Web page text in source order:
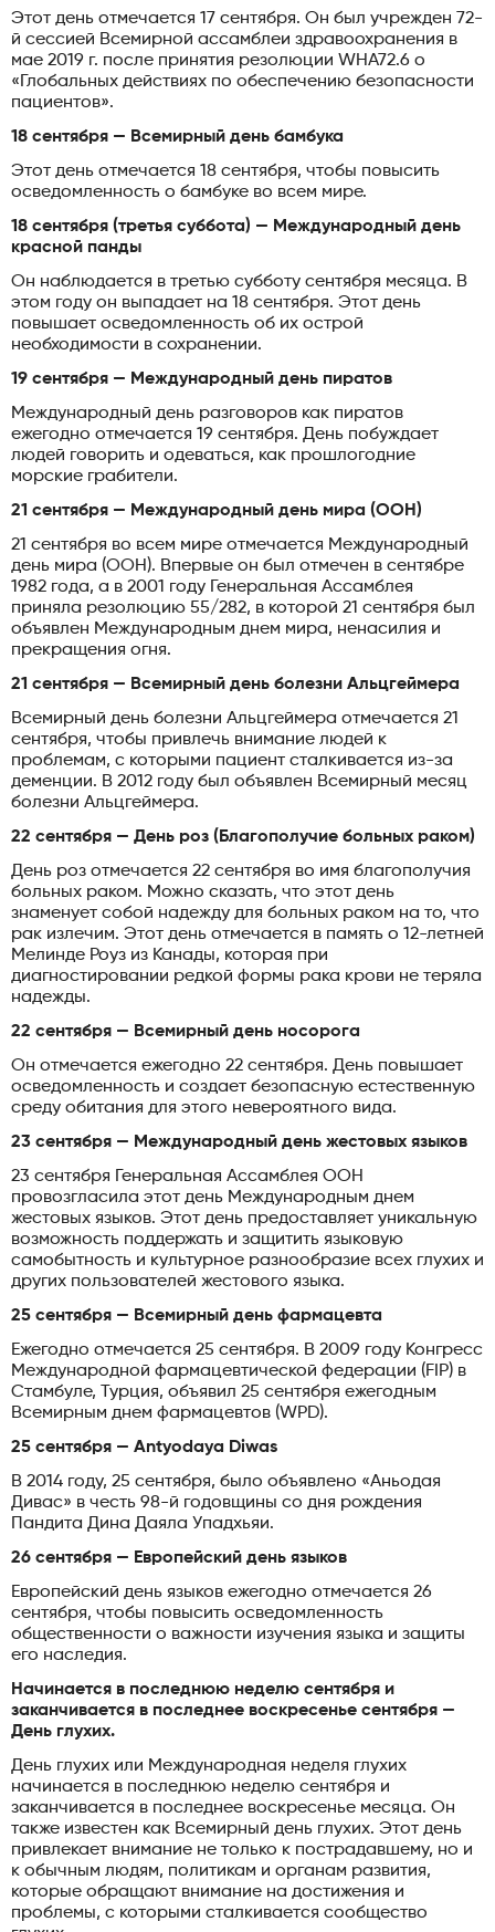
Этот день отмечается 17 сентября. Он был учрежден 72-
й сессией Всемирной ассамблеи здравоохранения в
мае 2019 г. после принятия резолюции WHA72.6 о
«Глобальных действиях по обеспечению безопасности
пациентов».
18 сентября — Всемирный день бамбука
Этот день отмечается 18 сентября, чтобы повысить
осведомленность о бамбуке во всем мире.
18 сентября (третья суббота) — Международный день
красной панды
Он наблюдается в третью субботу сентября месяца. В
этом году он выпадает на 18 сентября. Этот день
повышает осведомленность об их острой
необходимости в сохранении.
19 сентября — Международный день пиратов
Международный день разговоров как пиратов
ежегодно отмечается 19 сентября. День побуждает
людей говорить и одеваться, как прошлогодние
морские грабители.
21 сентября — Международный день мира (ООН)
21 сентября во всем мире отмечается Международный
день мира (ООН). Впервые он был отмечен в сентябре
1982 года, а в 2001 году Генеральная Ассамблея
приняла резолюцию 55/282, в которой 21 сентября был
объявлен Международным днем ​​мира, ненасилия и
прекращения огня.
21 сентября — Всемирный день болезни Альцгеймера
Всемирный день болезни Альцгеймера отмечается 21
сентября, чтобы привлечь внимание людей к
проблемам, с которыми пациент сталкивается из-за
деменции. В 2012 году был объявлен Всемирный месяц
болезни Альцгеймера.
22 сентября — День роз (Благополучие больных раком)
День роз отмечается 22 сентября во имя благополучия
больных раком. Можно сказать, что этот день
знаменует собой надежду для больных раком на то, что
рак излечим. Этот день отмечается в память о 12-летней
Мелинде Роуз из Канады, которая при
диагностировании редкой формы рака крови не теряла
надежды.
22 сентября — Всемирный день носорога
Он отмечается ежегодно 22 сентября. День повышает
осведомленность и создает безопасную естественную
среду обитания для этого невероятного вида.
23 сентября — Международный день жестовых языков
23 сентября Генеральная Ассамблея ООН
провозгласила этот день Международным днем ​​
жестовых языков. Этот день предоставляет уникальную
возможность поддержать и защитить языковую
самобытность и культурное разнообразие всех глухих и
других пользователей жестового языка.
25 сентября — Всемирный день фармацевта
Ежегодно отмечается 25 сентября. В 2009 году Конгресс
Международной фармацевтической федерации (FIP) в
Стамбуле, Турция, объявил 25 сентября ежегодным
Всемирным днем ​​фармацевтов (WPD).
25 сентября — Antyodaya Diwas
В 2014 году, 25 сентября, было объявлено «Аньодая
Дивас» в честь 98-й годовщины со дня рождения
Пандита Дина Даяла Упадхьяи.
26 сентября — Европейский день языков
Европейский день языков ежегодно отмечается 26
сентября, чтобы повысить осведомленность
общественности о важности изучения языка и защиты
его наследия.
Начинается в последнюю неделю сентября и
заканчивается в последнее воскресенье сентября —
День глухих.
День глухих или Международная неделя глухих
начинается в последнюю неделю сентября и
заканчивается в последнее воскресенье месяца. Он
также известен как Всемирный день глухих. Этот день
привлекает внимание не только к пострадавшему, но и
к обычным людям, политикам и органам развития,
которые обращают внимание на достижения и
проблемы, с которыми сталкивается сообщество